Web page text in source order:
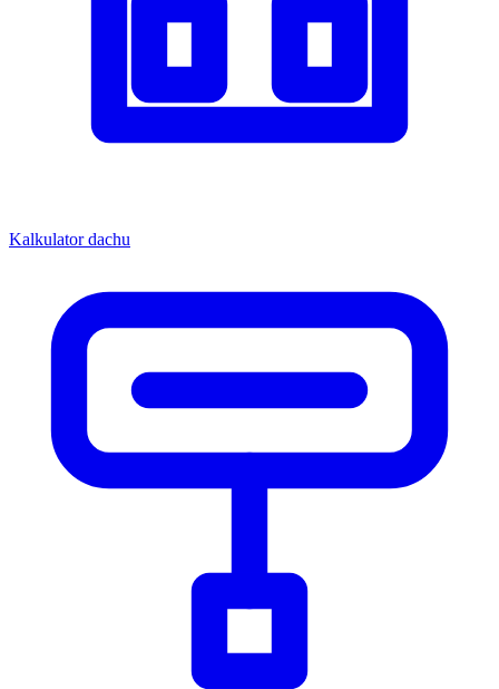
Kalkulator dachu